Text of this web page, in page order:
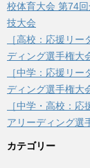
校体育大会 第74
技大会
［高校：応援リ
ディング選手権大
［中学：応援リ
ディング選手権大
［中学・高校：
アリーディング選
カテゴリー